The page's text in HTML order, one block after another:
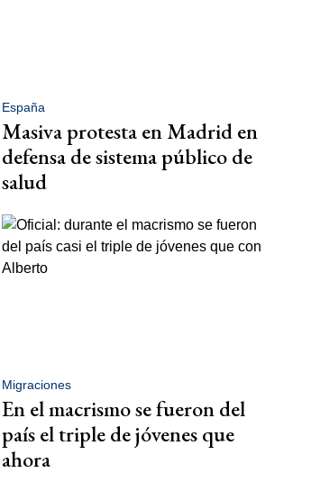
España
Masiva protesta en Madrid en
defensa de sistema público de
salud
Migraciones
En el macrismo se fueron del
país el triple de jóvenes que
ahora